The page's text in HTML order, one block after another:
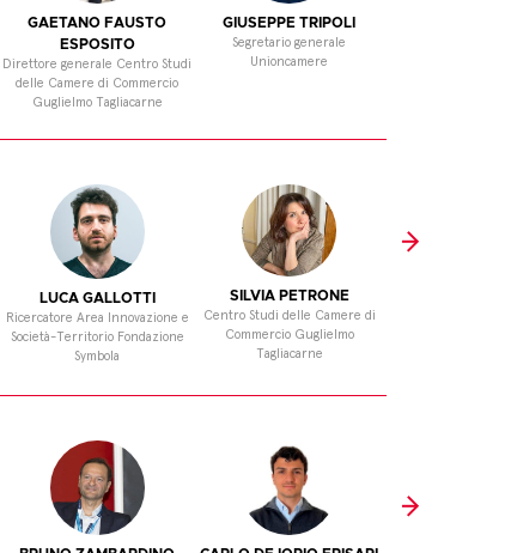
GAETANO FAUSTO
ESPOSITO
Direttore generale Centro Studi
delle Camere di Commercio
Guglielmo Tagliacarne
GIUSEPPE TRIPOLI
Segretario generale
Unioncamere
LUCA GALLOTTI
Ricercatore Area Innovazione e
Società-Territorio Fondazione
Symbola
SILVIA PETRONE
Centro Studi delle Camere di
Commercio Guglielmo
Tagliacarne